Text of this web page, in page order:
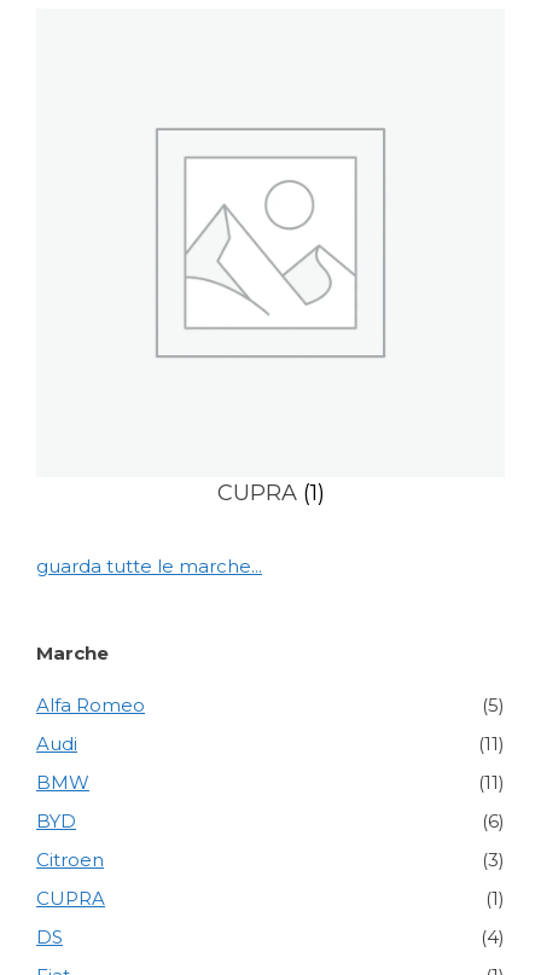
CUPRA (1)
guarda tutte le marche...
Marche
Alfa Romeo
(5)
Audi
(11)
BMW
(11)
BYD
(6)
Citroen
(3)
CUPRA
(1)
DS
(4)